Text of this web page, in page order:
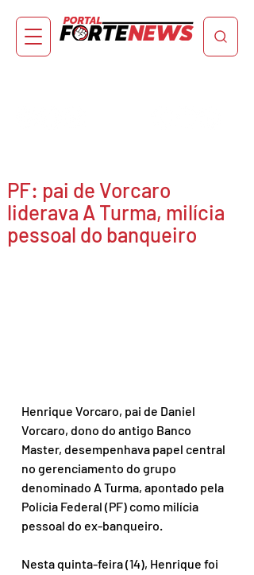
PF: pai de Vorcaro
liderava A Turma, milícia
pessoal do banqueiro
Henrique Vorcaro, pai de Daniel
Vorcaro, dono do antigo Banco
Master, desempenhava papel central
no gerenciamento do grupo
denominado A Turma, apontado pela
Polícia Federal (PF) como milícia
pessoal do ex-banqueiro.
Nesta quinta-feira (14), Henrique foi